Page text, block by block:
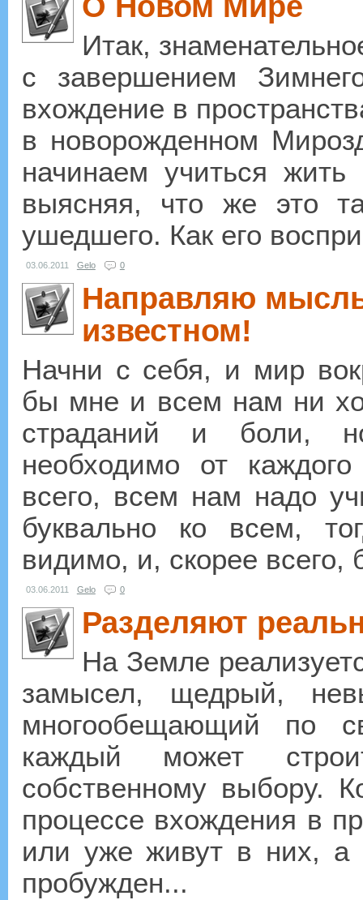
Итак,
с завершением
вхождение в
в новорожденном
начинаем учиться
выясняя, что же это
ушедшего. Как его
03.06.2011 Gelo 0
Направляю
известном!
Начни с себя, и мир
бы мне и всем нам ни
страданий и боли,
необходимо от
всего, всем нам надо
буквально ко всем,
видимо, и, скорее всего,
03.06.2011 Gelo 0
Разделяют
На Земле
замысел, щедрый,
многообещающий по
каждый может
собственному выбору.
процессе вхождения в
или уже живут в них, а
пробужден...